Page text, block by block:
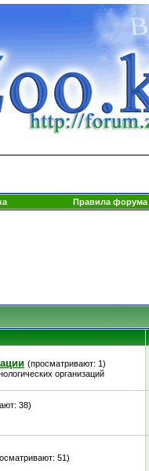
Правила форума
(просматривают: 1)
организаций
38)
51)